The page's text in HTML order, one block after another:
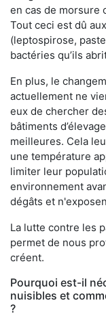
en cas de morsure
Tout ceci est dû
(leptospirose,
bactéries qu’ils
En plus, le
actuellement ne
eux de chercher
bâtiments
meilleures. Cela
une température
limiter leur
environnement
dégâts et
La lutte contre les
permet de nous
créent.
Pourquoi est-il
nuisibles et
?